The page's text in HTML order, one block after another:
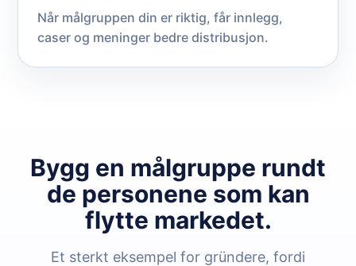
Når målgruppen din er riktig, får innlegg,
caser og meninger bedre distribusjon.
Bygg en målgruppe rundt
de personene som kan
flytte markedet.
Et sterkt eksempel for gründere, fordi